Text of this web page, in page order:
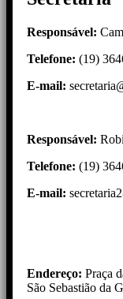
Responsável:
Telefone: (19)
E-mail:
Responsável:
Telefone: (19)
E-mail:
Endereço: Praça
São Sebastião da